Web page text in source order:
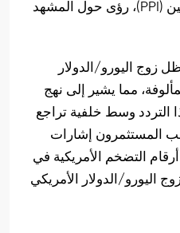
(CPI)، ومؤشر أسعار المنتجين (PPI)، رؤى حول المشهد
زوج اليورو/الدولار
مما يشير إلى نهج
التردد وسط خلفية تراجع
المستثمرون إشارات
أرقام التضخم الأمريكية في
اليورو/الدولار الأمريكي